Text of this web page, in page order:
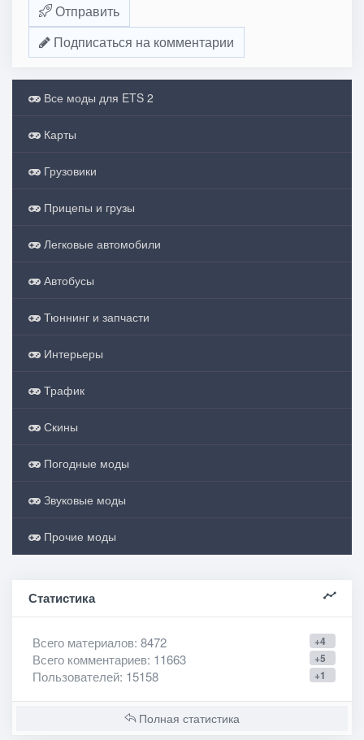
Отправить
Подписаться на комментарии
Все моды для ETS 2
Карты
Грузовики
Прицепы и грузы
Легковые автомобили
Автобусы
Тюннинг и запчасти
Интерьеры
Трафик
Скины
Погодные моды
Звуковые моды
Прочие моды
Статистика
+4
Всего материалов: 8472
+5
Всего комментариев: 11663
+1
Пользователей: 15158
Полная статистика